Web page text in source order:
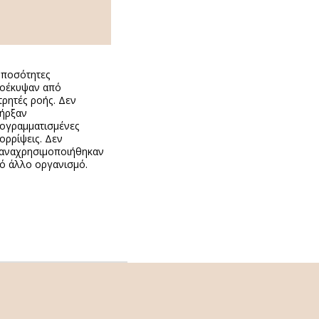
από
ροής. Δεν
Δεν
άλλο οργανισμό.